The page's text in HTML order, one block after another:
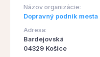
Názov organizácie:
Dopravný podnik
Adresa:
Bardejovská
04329 Košice